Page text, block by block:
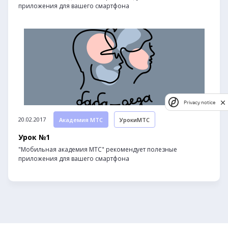
приложения для вашего смартфона
20.02.2017 Академия МТС УрокиМТС
Урок №1
"Мобильная академия МТС" рекомендует полезные
приложения для вашего смартфона
Privacy notice